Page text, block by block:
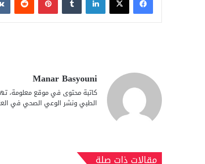
Manar Basyouni
كاتبة محتوى في موقع معلومة،
الطبي ونشر الوعي الصحي في
مقالات ذات صلة